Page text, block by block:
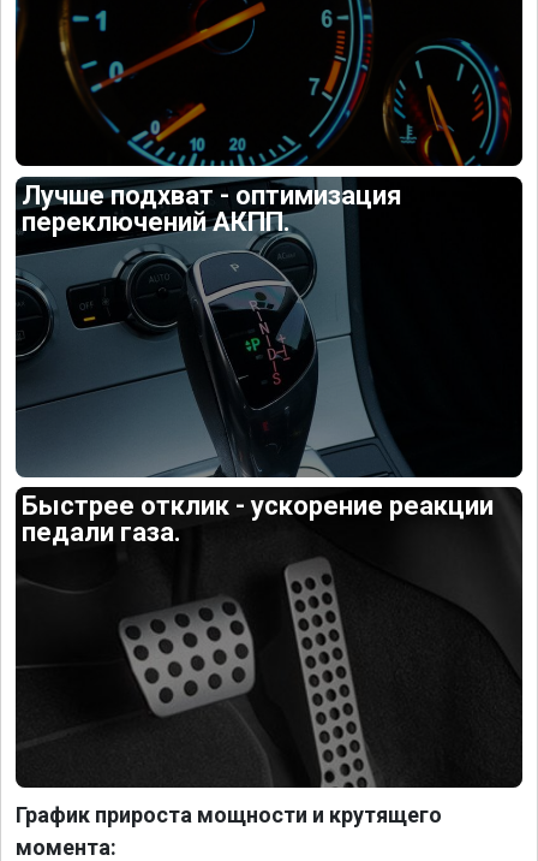
Лучше подхват - оптимизация
переключений АКПП.
Быстрее отклик - ускорение реакции
педали газа.
График прироста мощности и крутящего
момента: